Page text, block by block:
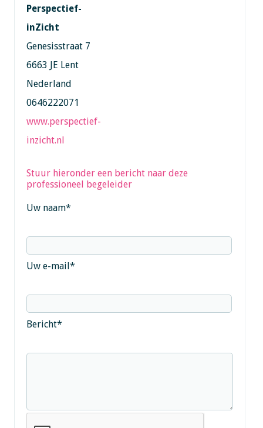
Perspectief-
inZicht
Genesisstraat 7
6663 JE Lent
Nederland
0646222071
www.perspectief-
inzicht.nl
Stuur hieronder een bericht naar deze
professioneel begeleider
Uw naam*
Uw e-mail*
Bericht*